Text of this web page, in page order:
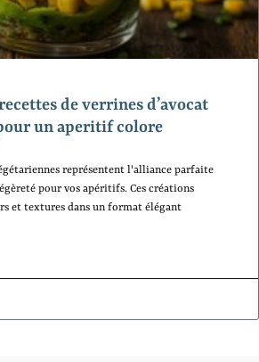
de verrines d’avocat
un aperitif colore
représentent l'alliance parfaite
pour vos apéritifs. Ces créations
et textures dans un format élégant